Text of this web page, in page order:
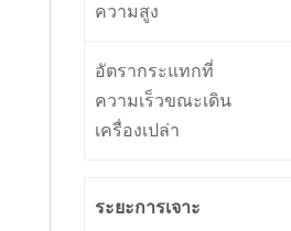
ความสูง
อัตรากระแทกที่
ความเร็วขณะเดิน
เครื่องเปล่า
ระยะการเจาะ